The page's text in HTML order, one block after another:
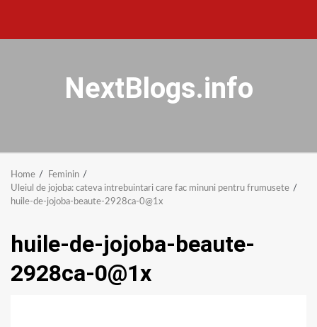
NextBlogs.info
Home
Feminin
Uleiul de jojoba: cateva intrebuintari care fac minuni pentru frumusete
huile-de-jojoba-beaute-2928ca-0@1x
huile-de-jojoba-beaute-
2928ca-0@1x